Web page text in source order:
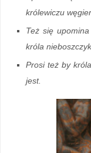
królewiczu
Też się
króla
Prosi też by
jest.